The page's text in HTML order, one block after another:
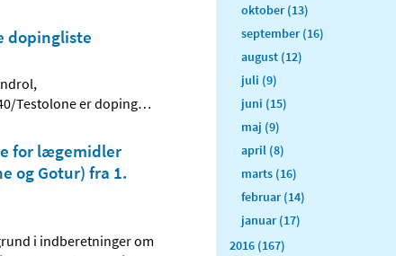
dopingliste
Testolone er doping…
for lægemidler
og Gotur) fra 1.
i indberetninger om
oktober (13)
september (16)
august (12)
juli (9)
juni (15)
maj (9)
april (8)
marts (16)
februar (14)
januar (17)
2016 (167)